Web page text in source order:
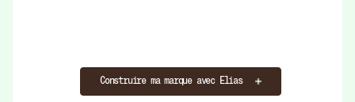
Construire ma marque avec Elias